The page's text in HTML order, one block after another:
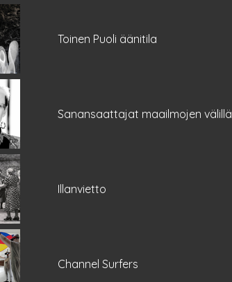
Toinen Puoli äänitila
Sanansaattajat maailmojen välillä
Illanvietto
Channel Surfers